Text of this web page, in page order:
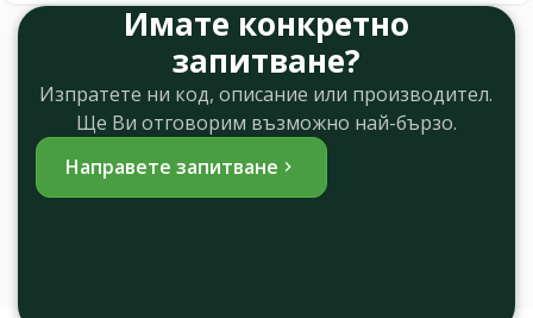
Имате конкретно
запитване?
Изпратете ни код, описание или производител.
Ще Ви отговорим възможно най-бързо.
Направете запитване